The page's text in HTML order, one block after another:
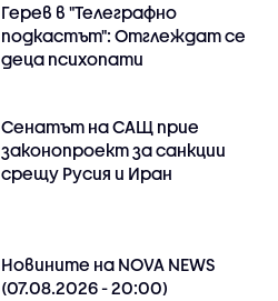
Герев в "Телеграфно
подкастът": Отглеждат се
деца психопати
Сенатът на САЩ прие
законопроект за санкции
срещу Русия и Иран
Новините на NOVA NEWS
(07.08.2026 - 20:00)